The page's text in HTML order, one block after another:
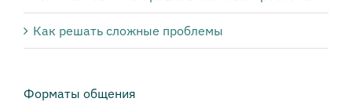
Как решать сложные проблемы
Форматы общения